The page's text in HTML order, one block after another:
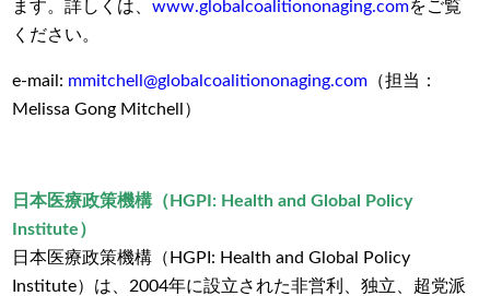
ます。詳しくは、www.globalcoalitiononaging.comをご覧
ください。
e-mail: mmitchell@globalcoalitiononaging.com （担当：
Melissa Gong Mitchell）
日本医療政策機構（HGPI: Health and Global Policy
Institute）
日本医療政策機構（HGPI: Health and Global Policy
Institute）は、 2004年に設立された非営利、独立、超党派